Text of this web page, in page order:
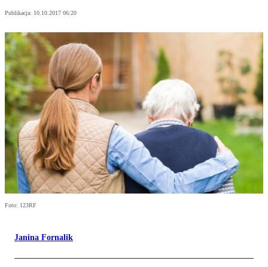
Publikacja: 10.10.2017 06:20
Foto: 123RF
Janina Fornalik